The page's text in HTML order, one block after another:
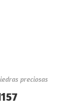
preciosas